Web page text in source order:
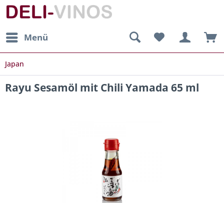
Menü
Japan
Rayu Sesamöl mit Chili Yamada 65 ml